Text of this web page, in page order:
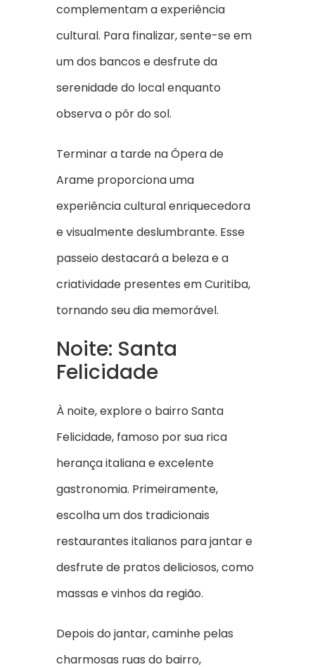
complementam a experiência
cultural. Para finalizar, sente-se em
um dos bancos e desfrute da
serenidade do local enquanto
observa o pôr do sol.
Terminar a tarde na Ópera de
Arame proporciona uma
experiência cultural enriquecedora
e visualmente deslumbrante. Esse
passeio destacará a beleza e a
criatividade presentes em Curitiba,
tornando seu dia memorável.
Noite: Santa
Felicidade
À noite, explore o bairro Santa
Felicidade, famoso por sua rica
herança italiana e excelente
gastronomia. Primeiramente,
escolha um dos tradicionais
restaurantes italianos para jantar e
desfrute de pratos deliciosos, como
massas e vinhos da região.
Depois do jantar, caminhe pelas
charmosas ruas do bairro,